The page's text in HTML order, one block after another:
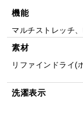
機能
マルチストレッチ
素材
リファインドライ(
洗濯表示